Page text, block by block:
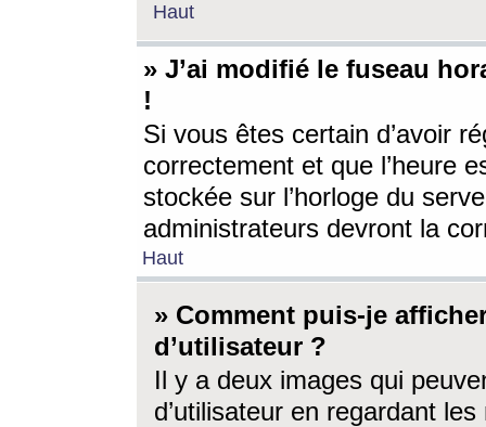
Haut
» J’ai modifié le fuseau
!
Si vous êtes certain d’avoir
correctement et que l’heure
stockée sur l’horloge du
administrateurs devront la
Haut
» Comment puis-je
d’utilisateur ?
Il y a deux images qui
d’utilisateur en regardant